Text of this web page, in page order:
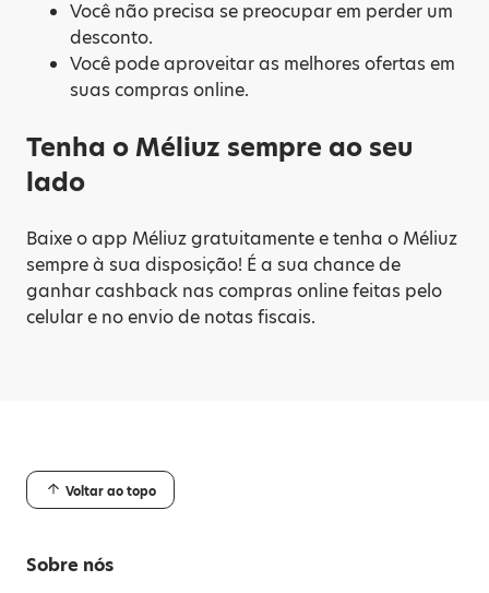
Você não precisa se preocupar em perder um
desconto.
Você pode aproveitar as melhores ofertas em
suas compras online.
Tenha o Méliuz sempre ao seu
lado
Baixe o app Méliuz gratuitamente e tenha o Méliuz
sempre à sua disposição! É a sua chance de
ganhar cashback nas compras online feitas pelo
celular e no envio de notas fiscais.
Voltar ao topo
Sobre nós